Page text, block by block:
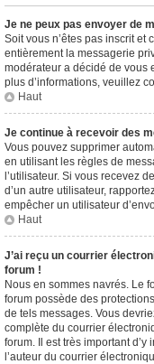
Je ne peux pas envoyer de
Soit vous n’êtes pas inscrit et
entièrement la messagerie
modérateur a décidé de vous
plus d’informations, veuillez
Haut
Je continue à recevoir des
Vous pouvez supprimer
en utilisant les règles de
l’utilisateur. Si vous recevez
d’un autre utilisateur,
empêcher un utilisateur
Haut
J’ai reçu un courrier
forum !
Nous en sommes navrés. Le
forum possède des
de tels messages. Vous
complète du courrier
forum. Il est très important
l’auteur du courrier